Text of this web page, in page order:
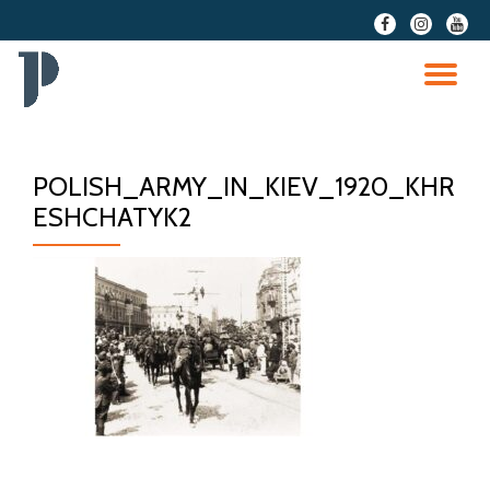
Przeskocz
fa-
facebook
fa-
instagram
fa-
POLISH_ARMY_IN_KIEV_1920_KHR
ESHCHATYK2